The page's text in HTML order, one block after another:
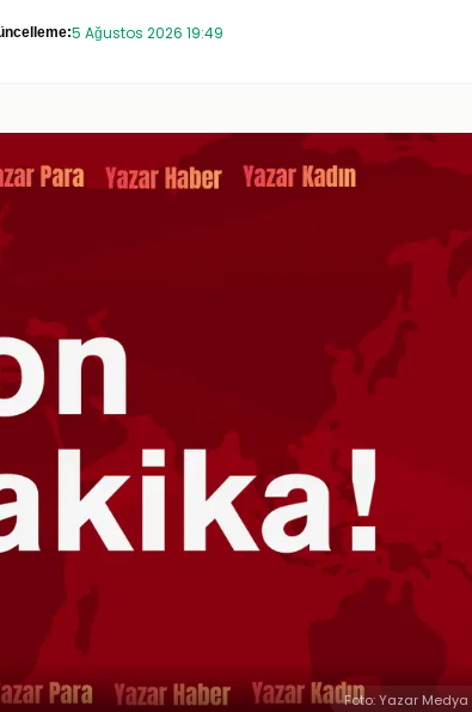
5 Ağustos 2026 19:49
Foto: Yazar Medya